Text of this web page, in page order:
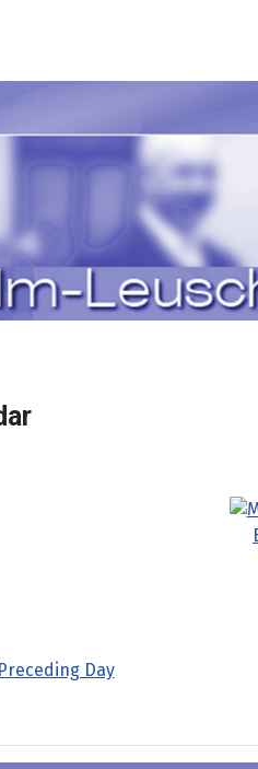
Preceding Day